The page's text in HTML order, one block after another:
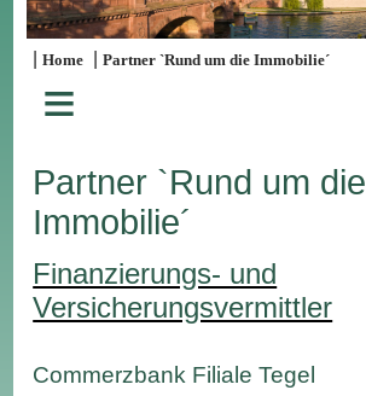
|Home |Partner `Rund um die Immobilie´
≡
Partner `Rund um die
Immobilie´
Finanzierungs- und
Versicherungsvermittler
Commerzbank Filiale Tegel